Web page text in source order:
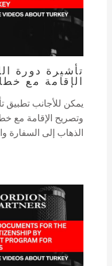
تأشيرة دورة
الإقامة مع
يمكن للأجانب تطبيق
وتصريح الإقامة مع
الذهاب إلى السفارة